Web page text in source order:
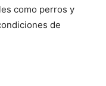
como perros y
de